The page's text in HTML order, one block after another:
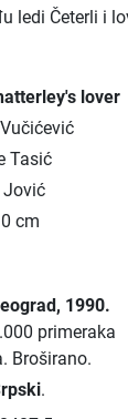
ledi Četerli i
lover
Tasić
Jović
cm
, 1990.
primeraka
Broširano.
.